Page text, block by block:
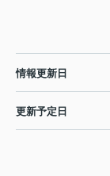
情報更新日
更新予定日